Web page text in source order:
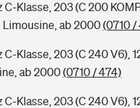
Klasse, 203 (C 200
Limousine, ab 2000(0710 /
Klasse, 203 (C 240 V6),
ab 2000(0710 / 474)
Klasse, 203 (C 240 V6),